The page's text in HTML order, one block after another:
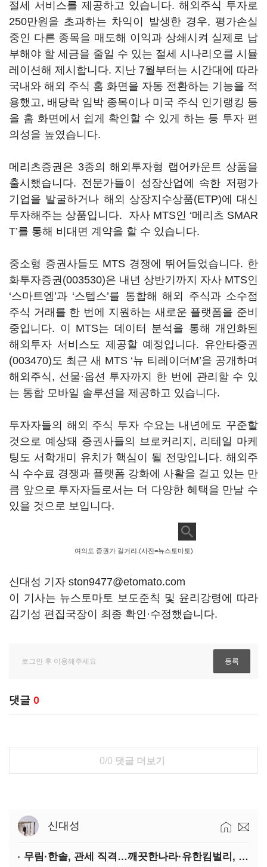
절세 서비스를 제공하고 있습니다. 해외주식 투자로
250만원을 초과하는 차익이 발생한 경우, 평가손실
중인 다른 종목을 매도해 이익과 상쇄시켜 실제로 납
부해야 할 세금을 줄일 수 있는 절세 시나리오를 시뮬
레이션해 제시합니다. 지난 7월부터는 시간대에 따라
국내와 해외 주식 홈 화면을 자동 전환하는 기능을 적
용했고, 배당락 임박 종목이나 미국 주식 인기랭킹 등
을 홈 화면에서 쉽게 확인할 수 있게 하는 등 투자 편
의성을 높였습니다.
메리츠증권은 3종의 해외투자형 랩어카운트 상품을
출시했습니다. 전문가들이 성장산업에 속한 저평가
기업을 발굴하거나 해외 상장지수상품(ETP)에 대신
투자해주는 상품입니다. 자사 MTS인 ‘메리츠 SMAR
T’를 통해 비대면 계약을 할 수 있습니다.
중소형 증권사들도 MTS 경쟁에 뛰어들었습니다. 한
화투자증권(003530)은 내년 상반기까지 자사 MTS인
‘스마트엠’과 ‘스텝스’를 통합해 해외 주식과 소수점
주식 거래를 한 번에 지원하는 새로운 플랫폼을 준비
중입니다. 이 MTS는 데이터 분석을 통해 개인화된
해외투자 서비스도 제공할 예정입니다. 유안타증권
(003470)도 최근 새 MTS ‘뉴 티레이더M’을 공개하며
해외주식, 선물·옵션 투자까지 한 번에 관리할 수 있
는 통합 모바일 솔루션을 제공하고 있습니다.
투자자들의 해외 주식 투자 수요는 내년에도 꾸준할
것으로 예상돼 증권사들의 브로커리지, 리테일 마케
팅도 서학개미 유치가 핵심이 될 전망입니다. 해외주
식 수수료 경쟁과 플랫폼 강화에 사활을 걸고 있는 만
큼 앞으로 투자자들로서는 더 다양한 혜택을 만날 수
있을 것으로 보입니다.
여의도 증권가 길거리.(사진=뉴스토마토)
신대성 기자 ston9477@etomato.com
이 기사는 뉴스토마토 보도준칙 및 윤리강령에 따라
김기성 편집국장이 최종 확인·수정했습니다.
댓글 0
0/0 댓글 더보기
신대성
무림·한솔, 관세 직격…깨끗한나라·유한킴벌리, 수익성 악화